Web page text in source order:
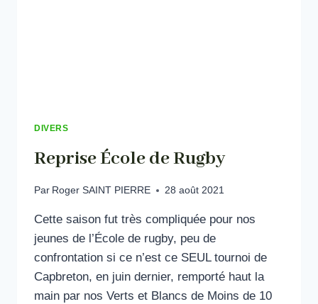
DIVERS
Reprise École de Rugby
Par Roger SAINT PIERRE 28 août 2021
Cette saison fut très compliquée pour nos
jeunes de l’École de rugby, peu de
confrontation si ce n’est ce SEUL tournoi de
Capbreton, en juin dernier, remporté haut la
main par nos Verts et Blancs de Moins de 10